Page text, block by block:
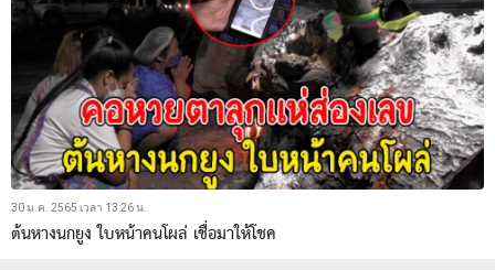
30 ม.ค. 2565 เวลา 13:26 น.
ต้นหางนกยูง ใบหน้าคนโผล่ เชื่อมาให้โชค